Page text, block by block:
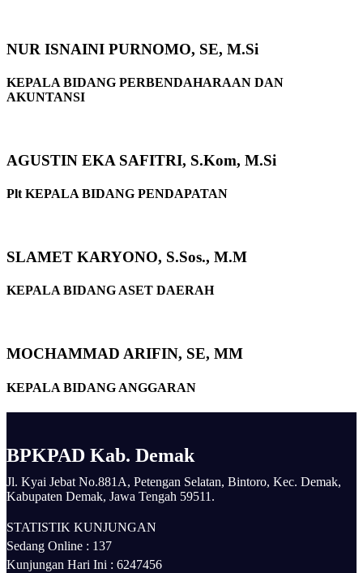
NUR ISNAINI PURNOMO, SE, M.Si
KEPALA BIDANG PERBENDAHARAAN DAN
AKUNTANSI
AGUSTIN EKA SAFITRI, S.Kom, M.Si
Plt KEPALA BIDANG PENDAPATAN
SLAMET KARYONO, S.Sos., M.M
KEPALA BIDANG ASET DAERAH
MOCHAMMAD ARIFIN, SE, MM
KEPALA BIDANG ANGGARAN
BPKPAD Kab. Demak
Jl. Kyai Jebat No.881A, Petengan Selatan, Bintoro, Kec. Demak,
Kabupaten Demak, Jawa Tengah 59511.
STATISTIK KUNJUNGAN
Sedang Online : 137
Kunjungan Hari Ini : 6247456